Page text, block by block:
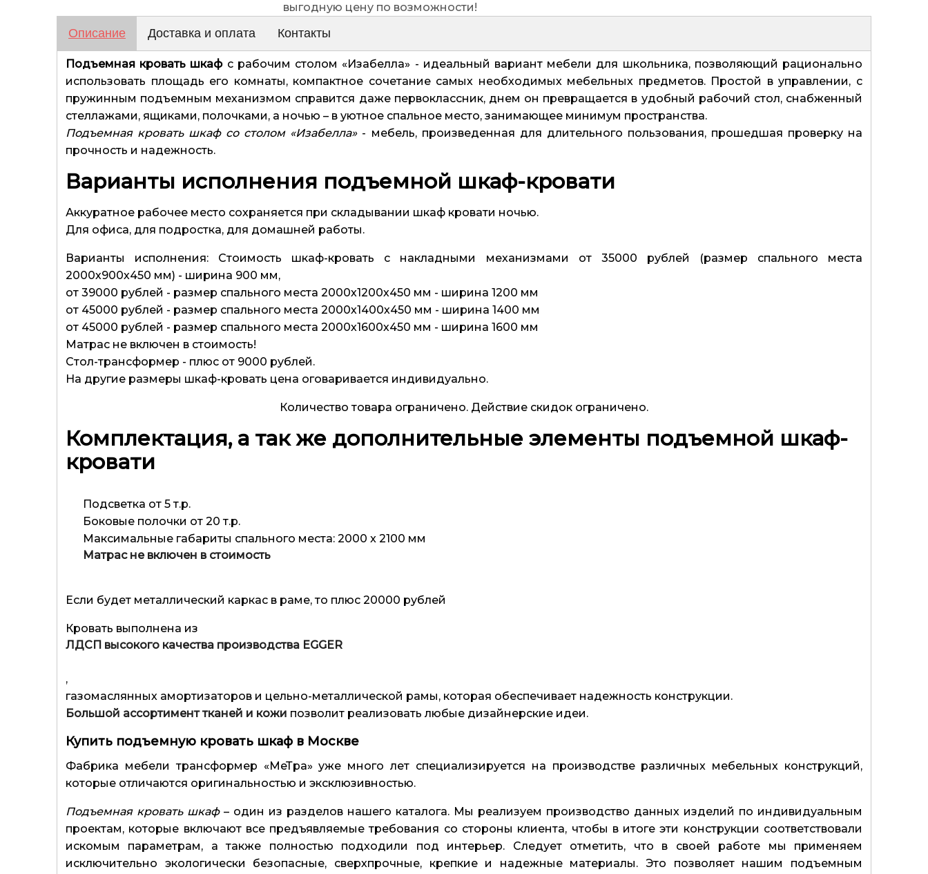
выгодную цену по возможности!
Описание Доставка и оплата Контакты
Подъемная кровать шкафс рабочим столом «Изабелла» - идеальный вариант мебели для школьника, позволяющий рационально
использовать площадь его комнаты, компактное сочетание самых необходимых мебельных предметов. Простой в управлении, с
пружинным подъемным механизмом справится даже первоклассник, днем он превращается в удобный рабочий стол, снабженный
стеллажами, ящиками, полочками, а ночью – в уютное спальное место, занимающее минимум пространства.
Подъемная кровать шкаф со столом «Изабелла»- мебель, произведенная для длительного пользования, прошедшая проверку на
прочность и надежность.
Варианты исполнения подъемной шкаф-кровати
Аккуратное рабочее место сохраняется при складывании шкаф кровати ночью.
Для офиса, для подростка, для домашней работы.
Варианты исполнения: Стоимость шкаф-кровать с накладными механизмами от 35000 рублей (размер спального места
2000х900х450 мм) - ширина 900 мм,
от 39000 рублей - размер спального места 2000х1200х450 мм - ширина 1200 мм
от 45000 рублей - размер спального места 2000х1400х450 мм - ширина 1400 мм
от 45000 рублей - размер спального места 2000х1600х450 мм - ширина 1600 мм
Матрас не включен в стоимость!
Стол-трансформер - плюс от 9000 рублей.
На другие размеры шкаф-кровать цена оговаривается индивидуально.
Количество товара ограничено. Действие скидок ограничено.
Комплектация, а так же дополнительные элементы подъемной шкаф-
кровати
Подсветка от 5 т.р.
Боковые полочки от 20 т.р.
Максимальные габариты спального места: 2000 x 2100 мм
Матрас не включен в стоимость
Если будет металлический каркас в раме, то плюс 20000 рублей
Кровать выполнена из
ЛДСП высокого качества производства EGGER
,
газомаслянных амортизаторов и цельно-металлической рамы, которая обеспечивает надежность конструкции.
Большой ассортимент тканей и кожи позволит реализовать любые дизайнерские идеи.
Купить подъемную кровать шкаф в Москве
Фабрика мебели трансформер «МеТра» уже много лет специализируется на производстве различных мебельных конструкций,
которые отличаются оригинальностью и эксклюзивностью.
Подъемная кровать шкаф– один из разделов нашего каталога. Мы реализуем производство данных изделий по индивидуальным
проектам, которые включают все предъявляемые требования со стороны клиента, чтобы в итоге эти конструкции соответствовали
искомым параметрам, а также полностью подходили под интерьер. Следует отметить, что в своей работе мы применяем
исключительно экологически безопасные, сверхпрочные, крепкие и надежные материалы. Это позволяет нашим подъемным